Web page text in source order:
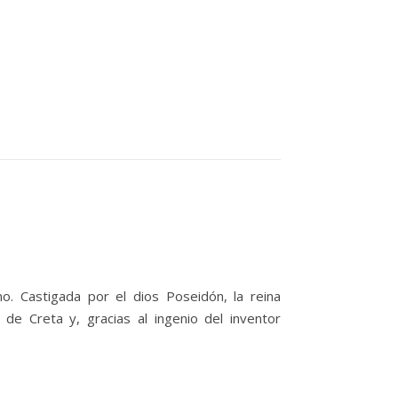
Castigada por el dios Poseidón, la reina
Creta y, gracias al ingenio del inventor